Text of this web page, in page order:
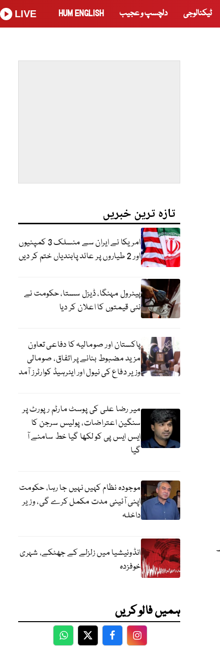
ٹیکنالوجی دلچسپ و عجیب HUM ENGLISH
LIVE
تازہ ترین خبریں
امریکا نے ایران سے منسلک 3 کمپنیوں
اور 2 طیاروں پر عائد پابندیاں ختم کر دیں
پیٹرول مہنگا، ڈیزل سستا، حکومت نے
نئی قیمتوں کا اعلان کر دیا
پاکستان اور صومالیہ کا دفاعی تعاون
مزید مضبوط بنانے پر اتفاق، صومالی
وزیر دفاع کی نیول اور ایئرہیڈ کوارٹرز آمد
میر رضا علی کی پوسٹ مارٹم رپورٹ پر
سنگین اعتراضات، پولیس سرجن کا
ایس ایس پی کو لکھا گیا خط سامنے آ
گیا
موجودہ نظام کہیں نہیں جا رہا، حکومت
اپنی آئینی مدت مکمل کرے گی، وزیر
داخلہ
انڈونیشیا میں زلزلے کے جھٹکے، شہری
خوفزدہ
ہمیں فالو کریں
WhatsApp
TwitterFacebookFacebook